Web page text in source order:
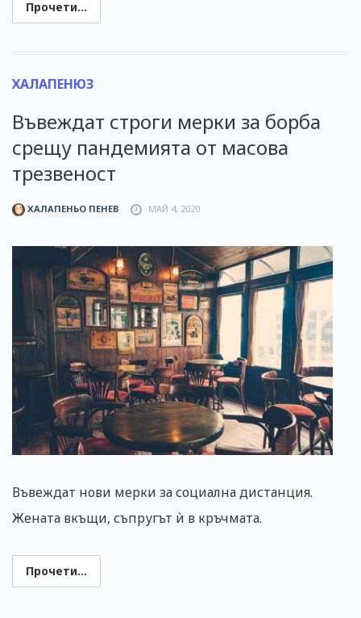
Прочети...
ХАЛАПЕНЮЗ
Въвеждат строги мерки за борба
срещу пандемията от масова
трезвеност
ХАЛАПЕНЬО ПЕНЕВ МАЙ 4, 2020
Въвеждат нови мерки за социална дистанция.
Жената вкъщи, съпругът ѝ в кръчмата.
Прочети...